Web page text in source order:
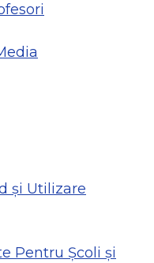
și Utilizare
Pentru Școli și